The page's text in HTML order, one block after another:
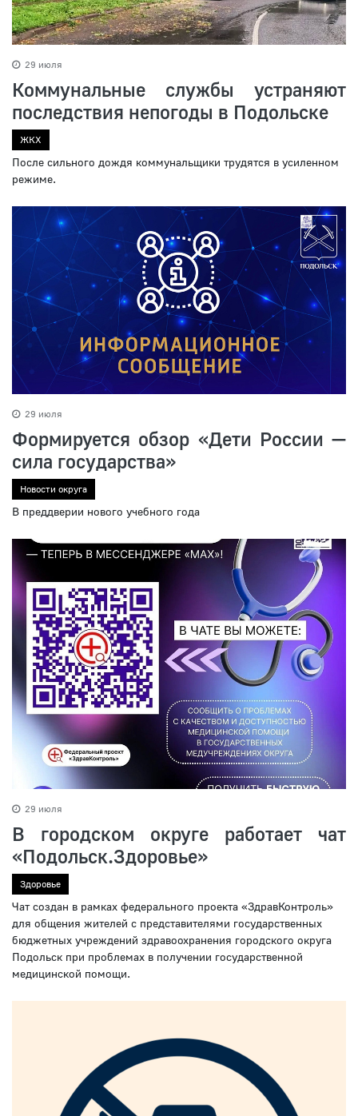
29 июля
Коммунальные службы устраняют
последствия непогоды в Подольске
ЖКХ
После сильного дождя коммунальщики трудятся в усиленном
режиме.
29 июля
Формируется обзор «Дети России —
сила государства»
Новости округа
В преддверии нового учебного года
29 июля
В городском округе работает чат
«Подольск.Здоровье»
Здоровье
Чат создан в рамках федерального проекта «ЗдравКонтроль»
для общения жителей с представителями государственных
бюджетных учреждений здравоохранения городского округа
Подольск при проблемах в получении государственной
медицинской помощи.